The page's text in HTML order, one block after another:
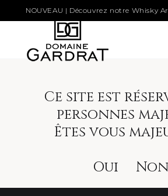
NOUVEAU | Découvrez notre Whisky
Ce site est
personnes
Êtes vous
Oui
Non